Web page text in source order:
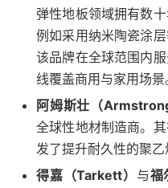
弹性地板领域拥有数
例如采用纳米陶瓷涂
该品牌在全球范围内
线覆盖商用与家用场景
阿姆斯壮（
全球性地材制造商。
发了提升耐久性的聚乙
得嘉（Tarkett） 与福